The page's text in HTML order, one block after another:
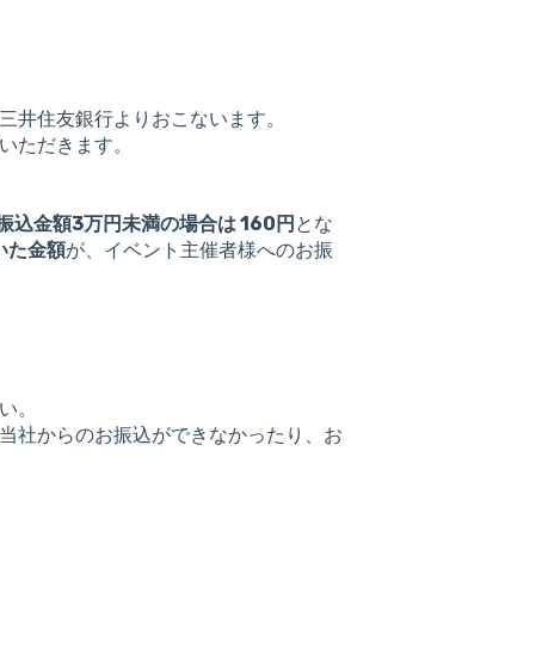
井住友銀行よりおこないます。
ただきます。
込金額3万円未満の場合は 160円 とな
た金額が、イベント主催者様へのお振
。
社からのお振込ができなかったり、お